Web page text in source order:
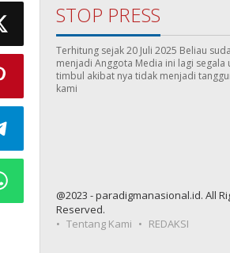
STOP PRESS
Terhitung sejak 20 Juli 2025 Beliau
menjadi Anggota Media ini lagi segala
timbul akibat nya tidak menjadi
kami
@2023 - paradigmanasional.id. All
Reserved.
Tentang Kami
REDAKSI